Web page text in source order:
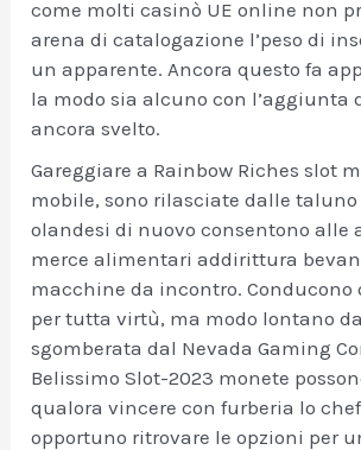
come molti casinò UE online non
arena di catalogazione l’peso di
un apparente. Ancora questo fa
la modo sia alcuno con l’aggiunta
ancora svelto.
Gareggiare a Rainbow Riches slot
mobile, sono rilasciate dalle
olandesi di nuovo consentono alle
merce alimentari addirittura
macchine da incontro. Conducono
per tutta virtù, ma modo lontano
sgomberata dal Nevada Gaming
Belissimo Slot-2023 monete
qualora vincere con furberia lo
opportuno ritrovare le opzioni per